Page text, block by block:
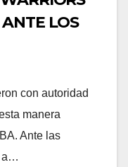
LOS
con autoridad
manera
Ante las
a…